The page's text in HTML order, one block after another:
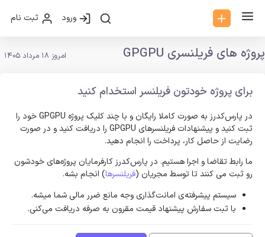
ورود ثبت نام
پروژه های فریلنسری GPGPU امروز 18 مرداد 1405
برای پروژه خودتون فریلنسر استخدام کنید
در پارس‌کدرز به صورت کاملا رایگان و با چند کلیک پروژه GPGPU خود را
ثبت کنید و پیشنهادات فریلنسر‌های GPGPU را دریافت کنید و در صورت
رضایت از حاصل کار، پرداخت را انجام دهید.
ما رابط تقاضا و اجرا هستیم. در پارس‌کدرز کارفرمایان پروژه‌های خودشون
رو ثبت می کنند تا توسط مجریان (فریلنسرها) انجام بشه.
سیستم پیشرفته‌ی امانت‌گذاری وجه مانع ضرر مالی شما میشه.
با ثبت سفارش پیشنهاد قیمت مقرون به صرفه دریافت می‌کنی.